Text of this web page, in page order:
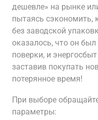
дешевле» на рынке
пытаясь сэкономить,
без заводской
оказалось, что он
поверки, и
заставив покупать
потерянное время!
При выборе
параметры: